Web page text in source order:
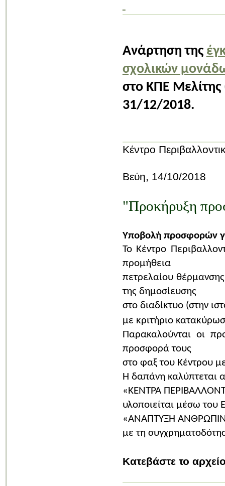
Ανάρτηση της
σχολικών
στο ΚΠΕ
31/12/2018.
Κέντρο
Βεύη, 14/10/2018
"Προκήρυξη
Υποβολή προσφορών
Το Κέντρο
προμήθεια
πετρελαίου
της δημοσίευσης
στο διαδίκτυο (στην
με κριτήριο
Παρακαλούνται οι
προσφορά τους
στο φαξ του Κέντρου
Η δαπάνη καλύπτεται
«ΚΕΝΤΡΑ
υλοποιείται μέσω του
«ΑΝΑΠΤΥΞΗ
με τη
Κατεβάστε το